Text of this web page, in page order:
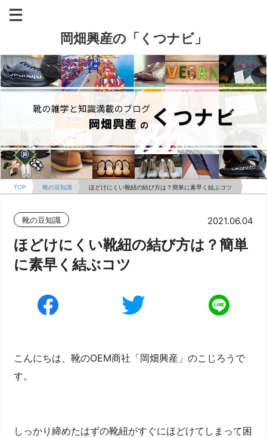
岡畑興産の「くつナビ」
TOP 靴の豆知識 ほどけにくい靴紐の結び方は？簡単に素早く結ぶコツ
靴の豆知識 2021.06.04
ほどけにくい靴紐の結び方は？簡単
に素早く結ぶコツ
こんにちは、靴のOEM商社「岡畑興産」のこじろうで
す。
しっかり締めたはずの靴紐がすぐにほどけてしまって困